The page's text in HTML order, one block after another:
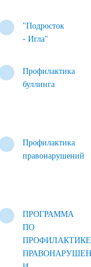
"Подросток
- Игла"
Профилактика
буллинга
Профилактика
правонарушений
ПРОГРАММА
ПО
ПРОФИЛАКТИКЕ